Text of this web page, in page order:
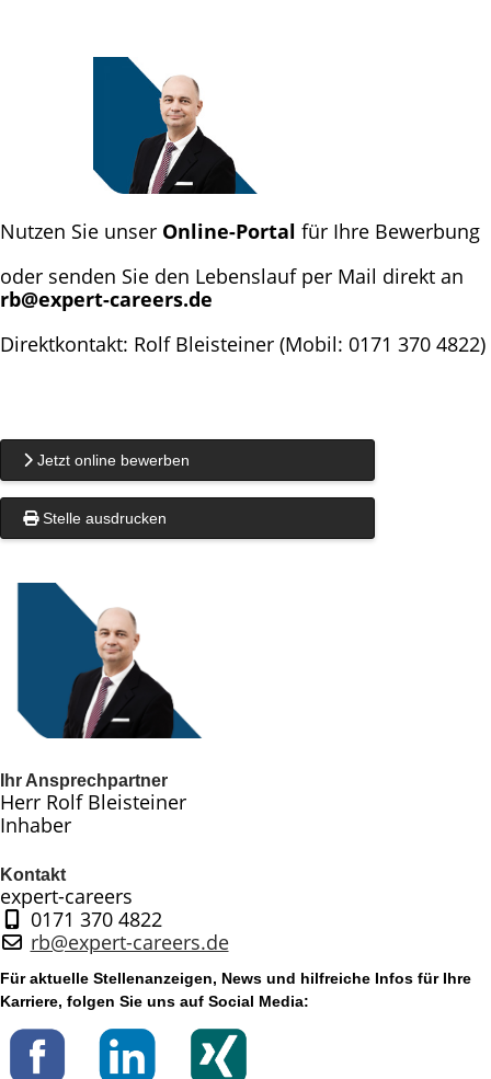
Nutzen Sie unser Online-Portal für Ihre Bewerbung
oder senden Sie den Lebenslauf per Mail direkt an
rb@expert-careers.de
Direktkontakt: Rolf Bleisteiner (Mobil: 0171 370 4822)
Jetzt online bewerben
Stelle ausdrucken
Ihr Ansprechpartner
Herr Rolf Bleisteiner
Inhaber
Kontakt
expert-careers
0171 370 4822
rb@expert-careers.de
Für aktuelle Stellenanzeigen, News und hilfreiche Infos für Ihre
Karriere, folgen Sie uns auf Social Media: